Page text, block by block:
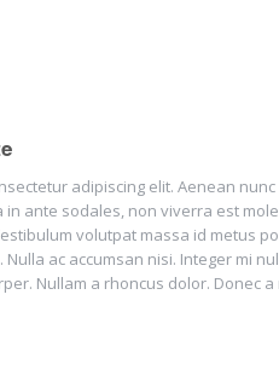
adipiscing elit. Aenean
in ante sodales, non viverra est
volutpat massa id metus
ac accumsan nisi. Integer mi
Nullam a rhoncus dolor. Donec